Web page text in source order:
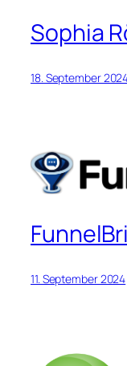
Sophia
18. September
11. September 2024